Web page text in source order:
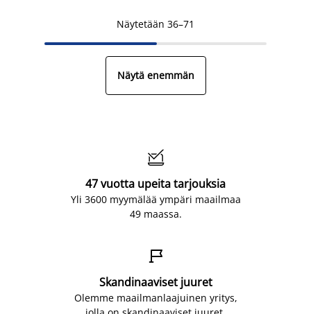
Näytetään 36–71
Näytä enemmän

47 vuotta upeita tarjouksia
Yli 3600 myymälää ympäri maailmaa
49 maassa.

Skandinaaviset juuret
Olemme maailmanlaajuinen yritys,